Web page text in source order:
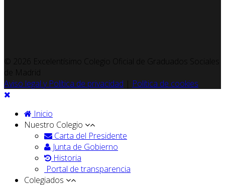
© 2026 Excelentísimo Colegio Oficial de Graduados Sociales
de Madrid
Aviso legal y Política de privacidad
Política de cookies
Inicio
Nuestro Colegio
Carta del Presidente
Junta de Gobierno
Historia
Portal de transparencia
Colegiados